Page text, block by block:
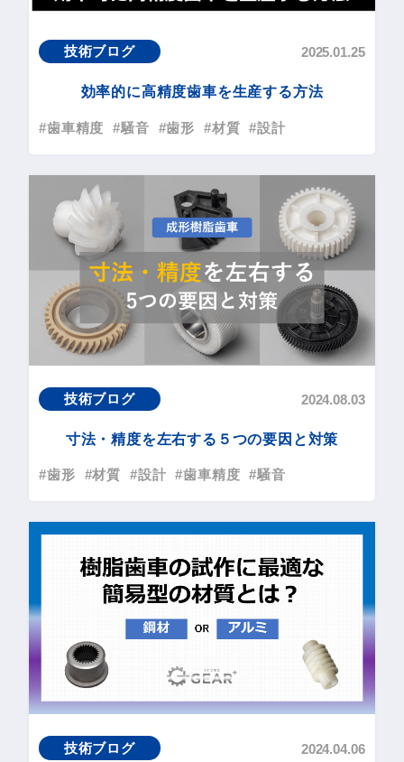
技術ブログ 2025.01.25
効率的に高精度歯車を生産する方法
#歯車精度 #騒音 #歯形 #材質 #設計
技術ブログ 2024.08.03
寸法・精度を左右する５つの要因と対策
#歯形 #材質 #設計 #歯車精度 #騒音
技術ブログ 2024.04.06